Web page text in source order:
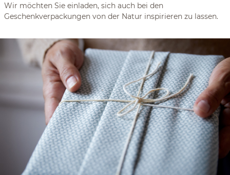
Wir möchten Sie einladen, sich auch bei den
Geschenkverpackungen von der Natur inspirieren zu lassen.